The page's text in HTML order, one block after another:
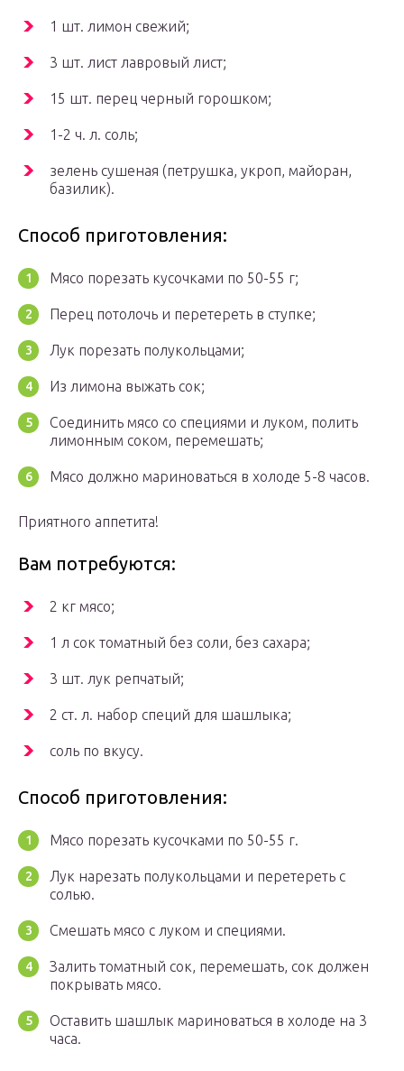
1 шт. лимон свежий;
3 шт. лист лавровый лист;
15 шт. перец черный горошком;
1-2 ч. л. соль;
зелень сушеная (петрушка, укроп, майоран,
базилик).
Способ приготовления:
Мясо порезать кусочками по 50-55 г;
Перец потолочь и перетереть в ступке;
Лук порезать полукольцами;
Из лимона выжать сок;
Соединить мясо со специями и луком, полить
лимонным соком, перемешать;
Мясо должно мариноваться в холоде 5-8 часов.
Приятного аппетита!
Вам потребуются:
2 кг мясо;
1 л сок томатный без соли, без сахара;
3 шт. лук репчатый;
2 ст. л. набор специй для шашлыка;
соль по вкусу.
Способ приготовления:
Мясо порезать кусочками по 50-55 г.
Лук нарезать полукольцами и перетереть с
солью.
Смешать мясо с луком и специями.
Залить томатный сок, перемешать, сок должен
покрывать мясо.
Оставить шашлык мариноваться в холоде на 3
часа.